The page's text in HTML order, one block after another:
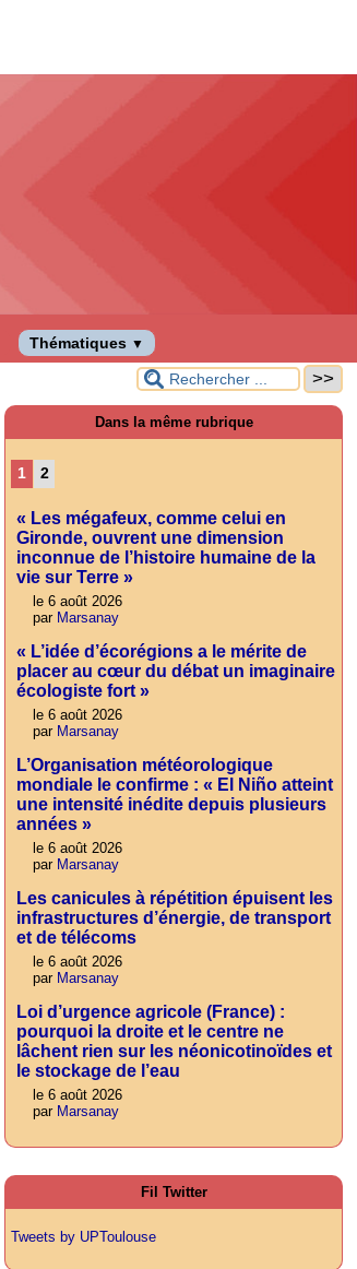
Thématiques ▼
Dans la même rubrique
1 2
« Les mégafeux, comme celui en
Gironde, ouvrent une dimension
inconnue de l’histoire humaine de la
vie sur Terre »
le 6 août 2026
par Marsanay
« L’idée d’écorégions a le mérite de
placer au cœur du débat un imaginaire
écologiste fort »
le 6 août 2026
par Marsanay
L’Organisation météorologique
mondiale le confirme : « El Niño atteint
une intensité inédite depuis plusieurs
années »
le 6 août 2026
par Marsanay
Les canicules à répétition épuisent les
infrastructures d’énergie, de transport
et de télécoms
le 6 août 2026
par Marsanay
Loi d’urgence agricole (France) :
pourquoi la droite et le centre ne
lâchent rien sur les néonicotinoïdes et
le stockage de l’eau
le 6 août 2026
par Marsanay
Fil Twitter
Tweets by UPToulouse